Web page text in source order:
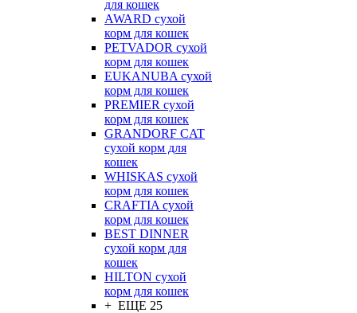
для кошек
AWARD сухой
корм для кошек
PETVADOR сухой
корм для кошек
EUKANUBA сухой
корм для кошек
PREMIER сухой
корм для кошек
GRANDORF CAT
сухой корм для
кошек
WHISKAS сухой
корм для кошек
CRAFTIA сухой
корм для кошек
BEST DINNER
сухой корм для
кошек
HILTON сухой
корм для кошек
+ ЕЩЕ 25